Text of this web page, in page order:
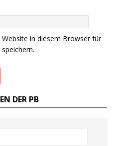
in diesem Browser für
DER PB